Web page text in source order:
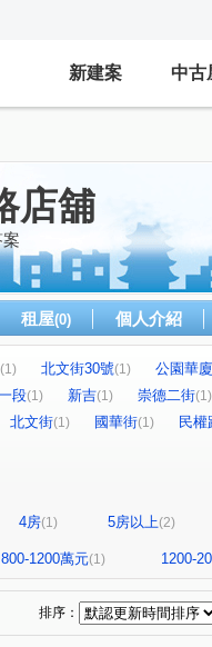
新建案 中古
店舖
租屋(0) 個人介紹
(1) 北文街30號(1) 公園華廈
段(1) 新吉(1) 崇德二街(1)
北文街(1) 國華街(1) 民權
4房(1) 5房以上(2)
800-1200萬元(1) 1200-
排序：